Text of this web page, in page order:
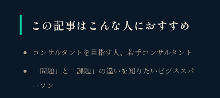
この記事はこんな人におすすめ
コンサルタントを目指す人、若手コンサルタント
「問題」と「課題」の違いを知りたいビジネスパ
ーソン